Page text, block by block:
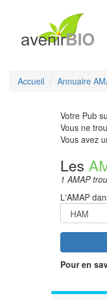
Accueil Annuaire
Votre Pub
Vous ne
Vous avez
Les
1 AMAP
L'AMAP
Pour en